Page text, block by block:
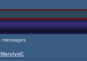
messages
MarylynC